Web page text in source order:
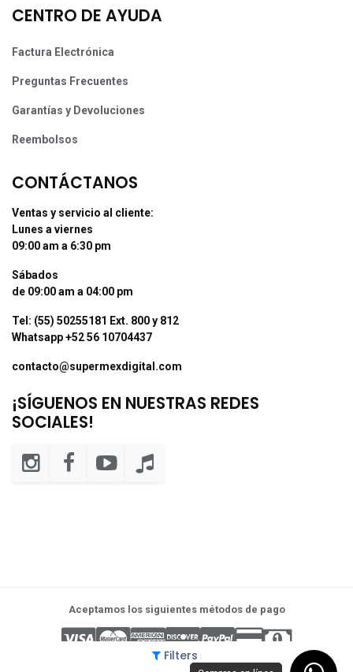
Filters
CENTRO DE AYUDA
Factura Electrónica
Preguntas Frecuentes
Garantías y Devoluciones
Reembolsos
CONTÁCTANOS
Ventas y servicio al cliente:
Lunes a viernes
09:00 am a 6:30 pm
Sábados
de 09:00 am a 04:00 pm
Tel: (55) 50255181 Ext. 800 y 812
Whatsapp +52 56 10704437
contacto@supermexdigital.com
¡SÍGUENOS EN NUESTRAS REDES
SOCIALES!
Aceptamos los siguientes métodos de pago